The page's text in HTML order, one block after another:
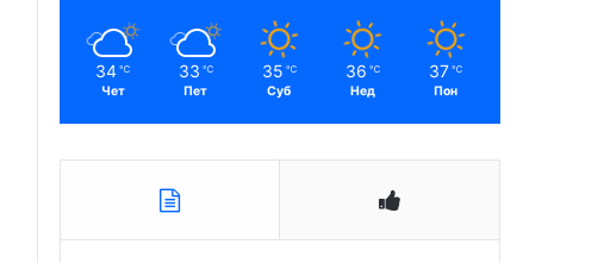
34 ℃
Чет
33 ℃
Пет
35 ℃
Суб
36 ℃
Нед
37 ℃
Пон